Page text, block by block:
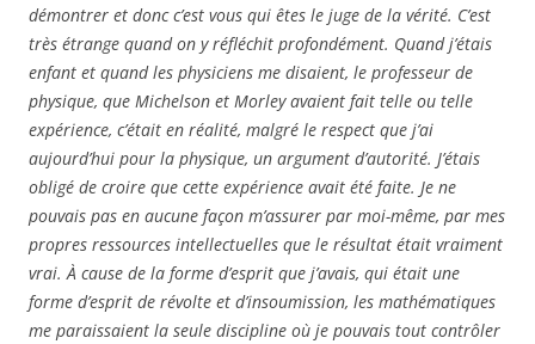
démontrer et donc c’est vous qui êtes le juge de la vérité. C’est
très étrange quand on y réfléchit profondément. Quand j’étais
enfant et quand les physiciens me disaient, le professeur de
physique, que Michelson et Morley avaient fait telle ou telle
expérience, c’était en réalité, malgré le respect que j’ai
aujourd’hui pour la physique, un argument d’autorité. J’étais
obligé de croire que cette expérience avait été faite. Je ne
pouvais pas en aucune façon m’assurer par moi-même, par mes
propres ressources intellectuelles que le résultat était vraiment
vrai. À cause de la forme d’esprit que j’avais, qui était une
forme d’esprit de révolte et d’insoumission, les mathématiques
me paraissaient la seule discipline où je pouvais tout contrôler